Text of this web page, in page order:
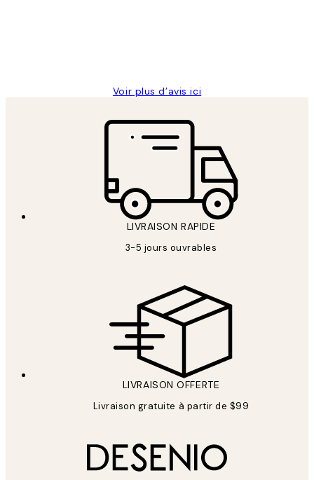
Voir plus d’avis ici
LIVRAISON RAPIDE
3-5 jours ouvrables
LIVRAISON OFFERTE
Livraison gratuite à partir de $99